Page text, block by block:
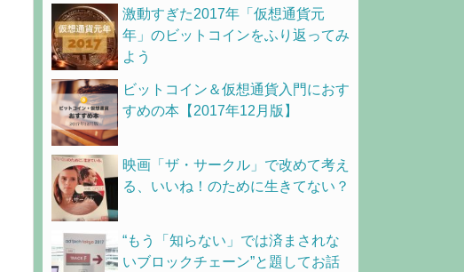
激動すぎた2017年「仮想通貨元
年」のビットコインをふり返ってみ
よう
ビットコイン＆仮想通貨入門におす
すめの本【2017年12月版】
映画「ザ・サークル」で改めて考え
る、いいね！のために生きてない？
“もう「知らない」では済まされな
いブロックチェーン”と題してお話